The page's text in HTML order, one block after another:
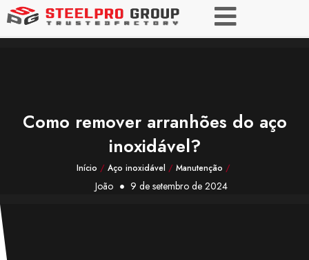
Como remover arranhões do aço
inoxidável?
Início / Aço inoxidável / Manutenção /
João 9 de setembro de 2024